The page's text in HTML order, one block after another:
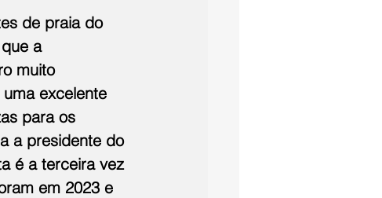
de praia do
a
muito
excelente
para os
a presidente do
é a terceira vez
em 2023 e